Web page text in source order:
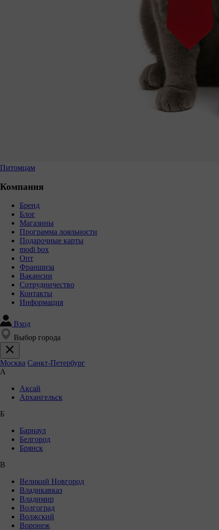
Питомцам
Компания
Бренд
Блог
Магазины
Программа лояльности
Подарочные карты
modi box
Опт
Франшиза
Вакансии
Сотрудничество
Контакты
Информация
Вход
Выбор города
Москва Санкт-Петербург
А
Аксай
Архангельск
Б
Барнаул
Белгород
Брянск
В
Великий Новгород
Владикавказ
Владимир
Волгоград
Волжский
Воронеж